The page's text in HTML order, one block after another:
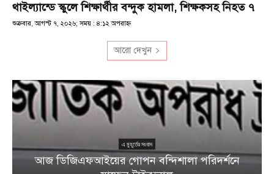
থাইল্যান্ডে স্কুলে শিক্ষার্থীর বন্দুক হামলা, শিক্ষকসহ নিহত ৭
শুক্রবার, আগস্ট ৭, ২০২৬; সময় : ৪:১২ অপরাহ্ণ
আরো দেখুন
এ মুহূর্তের সংবাদ
আজ ডিজিএফআইয়ের গোপন বন্দিশালা পরিদর্শনে